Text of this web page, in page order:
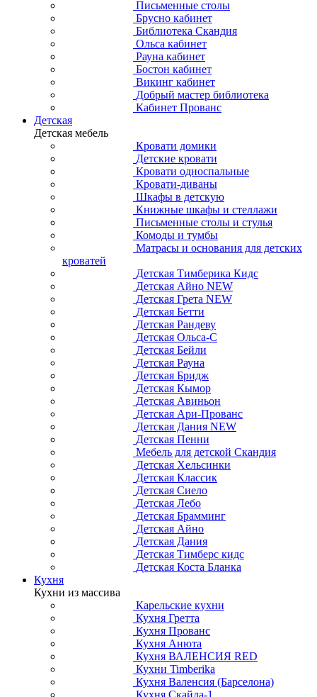
Письменные столы
Брусно кабинет
Библиотека Скандия
Ольса кабинет
Рауна кабинет
Бостон кабинет
Викинг кабинет
Добрый мастер библиотека
Кабинет Прованс
Детская
Детская мебель
Кровати домики
Детские кровати
Кровати односпальные
Кровати-диваны
Шкафы в детскую
Книжные шкафы и стеллажи
Письменные столы и стулья
Комоды и тумбы
Матрасы и основания для детских
кроватей
Детская Тимберика Кидс
Детская Айно NEW
Детская Грета NEW
Детская Бетти
Детская Рандеву
Детская Ольса-С
Детская Бейли
Детская Рауна
Детская Бридж
Детская Кымор
Детская Авиньон
Детская Ари-Прованс
Детская Дания NEW
Детская Пенни
Мебель для детской Скандия
Детская Хельсинки
Детская Классик
Детская Сиело
Детская Лебо
Детская Брамминг
Детская Айно
Детская Дания
Детская Тимберс кидс
Детская Коста Бланка
Кухня
Кухни из массива
Карельские кухни
Кухня Гретта
Кухня Прованс
Кухня Анюта
Кухня ВАЛЕНСИЯ RED
Кухни Timberika
Кухня Валенсия (Барселона)
Кухня Скайда-1